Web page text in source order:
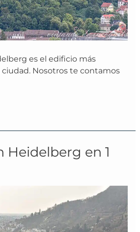
es el edificio más
Nosotros te contamos
Heidelberg en 1